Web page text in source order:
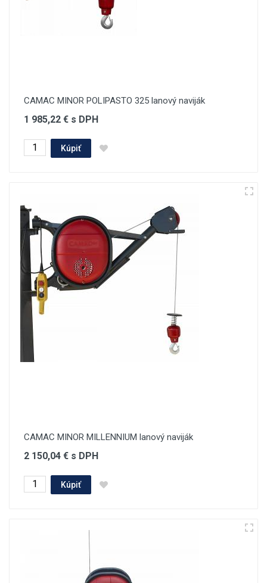
CAMAC MINOR POLIPASTO 325 lanový naviják
1 985,22 € s DPH
Kúpiť
CAMAC MINOR MILLENNIUM lanový naviják
2 150,04 € s DPH
Kúpiť